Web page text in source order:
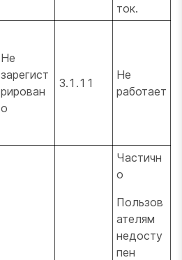
ток.
Не
зарегист
рирован
о
3.1.11
Не
работает
Частичн
о
Пользов
ателям
недосту
пен